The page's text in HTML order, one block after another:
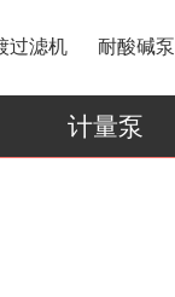
过滤机 耐酸碱泵
计量泵